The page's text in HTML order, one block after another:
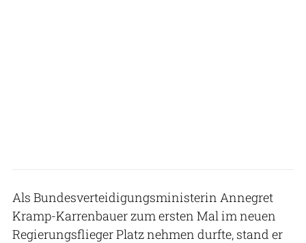
Als Bundesverteidigungsministerin Annegret
Kramp-Karrenbauer zum ersten Mal im neuen
Regierungsflieger Platz nehmen durfte, stand er